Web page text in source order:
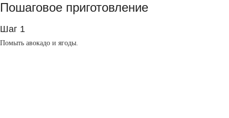
Пошаговое приготовление
Шаг 1
Помыть авокадо и ягоды.